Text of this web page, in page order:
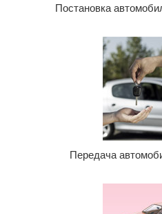
Постановка
Передача